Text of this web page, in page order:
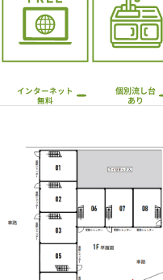
インターネット
無料
個別流し台
あり